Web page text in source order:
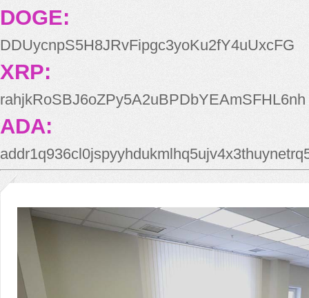
DOGE:
DDUycnpS5H8JRvFipgc3yoKu2fY4uUxcFG
XRP:
rahjkRoSBJ6oZPy5A2uBPDbYEAmSFHL6nh
ADA: